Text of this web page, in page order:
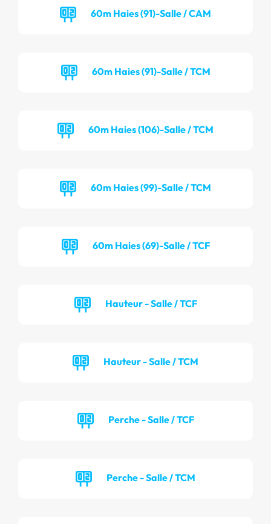
60m Haies (91)-Salle / CAM
60m Haies (91)-Salle / TCM
60m Haies (106)-Salle / TCM
60m Haies (99)-Salle / TCM
60m Haies (69)-Salle / TCF
Hauteur - Salle / TCF
Hauteur - Salle / TCM
Perche - Salle / TCF
Perche - Salle / TCM